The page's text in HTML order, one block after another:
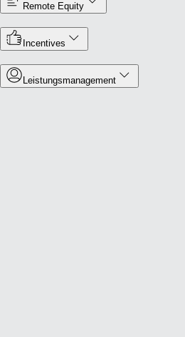
Remote Equity
Incentives
Leistungsmanagement